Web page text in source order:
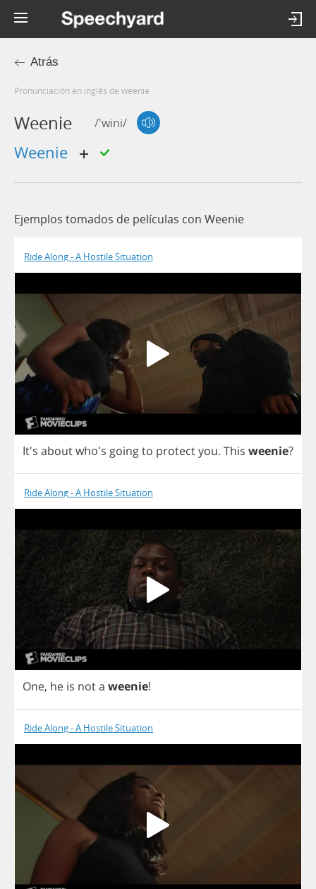
Atrás
Pronunciación en inglés de weenie
Weenie /'wini/
weenie
Ejemplos tomados de películas con Weenie
Ride Along - A Hostile Situation
It's aboutwho's goingto protectyou. This weenie?
Ride Along - A Hostile Situation
One, he is nota weenie!
Ride Along - A Hostile Situation